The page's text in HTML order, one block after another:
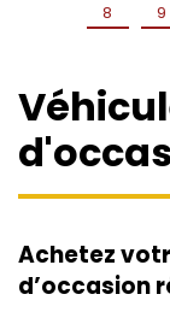
8 9
Achetez
d’occasion